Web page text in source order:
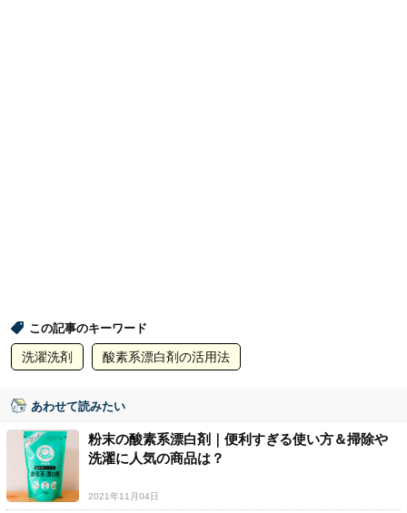
この記事のキーワード
洗濯洗剤 酸素系漂白剤の活用法
あわせて読みたい
粉末の酸素系漂白剤｜便利すぎる使い方＆掃除や
洗濯に人気の商品は？
2021年11月04日